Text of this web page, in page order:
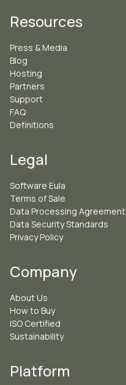
Resources
Press & Media
Blog
Hosting
Partners
Support
FAQ
Definitions
Legal
Software Eula
Terms of Sale
Data Processing Agreement
Data Security Standards
Privacy Policy
Company
About Us
How to Buy
ISO Certified
Sustainability
Platform